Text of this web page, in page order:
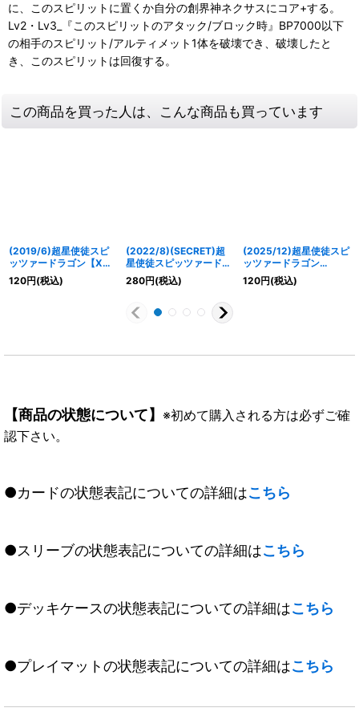
に、このスピリットに置くか自分の創界神ネクサスにコア+する。
Lv2・Lv3_『このスピリットのアタック/ブロック時』BP7000以下
の相手のスピリット/アルティメット1体を破壊でき、破壊したと
き、このスピリットは回復する。
この商品を買った人は、こんな商品も買っています
(2019/6)超星使徒スピ
ッツァードラゴン【X】
{SD51-X03}《多》
120円(税込)
(2022/8)(SECRET)超
星使徒スピッツァードラ
ゴン【X】{SD51-X03}
《多》
280円(税込)
(2025/12)超星使徒スピ
ッツァードラゴン
(BSC50収録)【X】
{SD51-X03}《多》
120円(税込)
【商品の状態について】 ※初めて購入される方は必ずご確
認下さい。
●カードの状態表記についての詳細はこちら
●スリーブの状態表記についての詳細はこちら
●デッキケースの状態表記についての詳細はこちら
●プレイマットの状態表記についての詳細はこちら